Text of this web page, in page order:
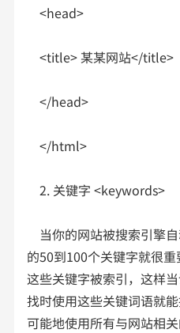
<head>
<title> 某某网站</title>
</head>
</html>
2. 关键字 <keywords>
当你的网站被搜索引擎
的50到100个关键字就很
这些关键字被索引，这样
找时使用这些关键词语就
可能地使用所有与网站相